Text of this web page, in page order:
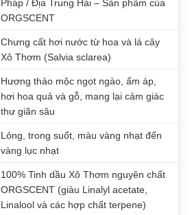
Pháp / Địa Trung Hải – Sản phẩm của
ORGSCENT
Chưng cất hơi nước từ hoa và lá cây
Xô Thơm (Salvia sclarea)
Hương thảo mộc ngọt ngào, ấm áp,
hơi hoa quả và gỗ, mang lại cảm giác
thư giãn sâu
Lỏng, trong suốt, màu vàng nhạt đến
vàng lục nhạt
100% Tinh dầu Xô Thơm nguyên chất
ORGSCENT (giàu Linalyl acetate,
Linalool và các hợp chất terpene)